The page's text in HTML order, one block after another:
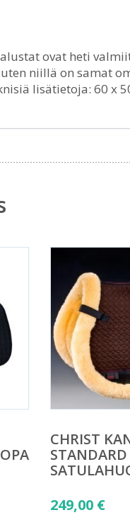
ovat heti
niillä on samat
lisätietoja: 60 x
CHRIST
STANDARD
249,00 €